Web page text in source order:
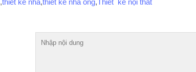
,thiết kế nhà,thiết kế nhà ống,Thiết kế nội thất